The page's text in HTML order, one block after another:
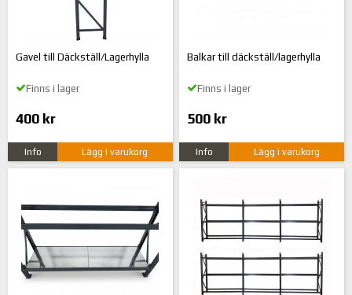
Gavel till Däckställ/Lagerhylla
Finns i lager
400 kr
Info Lägg i varukorg
Balkar till däckställ/lagerhylla
Finns i lager
500 kr
Info Lägg i varukorg